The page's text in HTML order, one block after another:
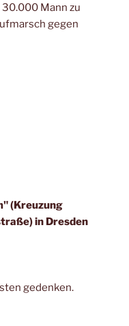
Mann zu
gegen
(Kreuzung
in Dresden
gedenken.